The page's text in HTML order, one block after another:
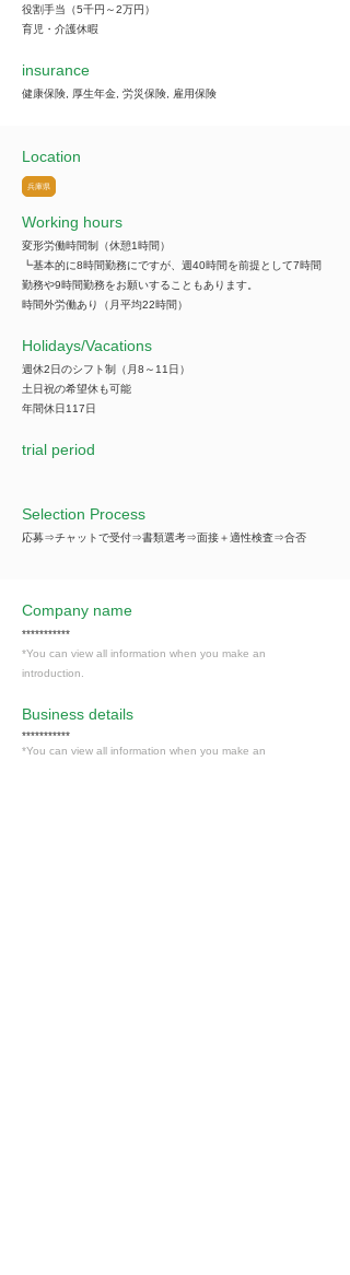
役割手当（5千円～2万円）
育児・介護休暇
insurance
健康保険, 厚生年金, 労災保険, 雇用保険
Location
兵庫県
Working hours
変形労働時間制（休憩1時間）
┗基本的に8時間勤務にですが、週40時間を前提として7時間
勤務や9時間勤務をお願いすることもあります。
時間外労働あり（月平均22時間）
​Holidays/Vacations
週休2日のシフト制（月8～11日）
土日祝の希望休も可能
年間休日117日
trial period
Selection Process
応募⇒チャットで受付⇒書類選考⇒面接＋適性検査⇒合否
Company name
***********
*You can view all information when you make an
introduction.
​Business details
***********
*You can view all information when you make an